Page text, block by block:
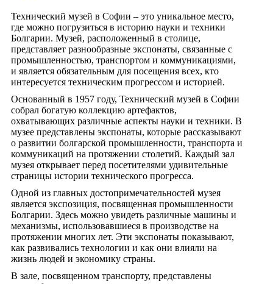
Технический музей в Софии – это уникальное место,
где можно погрузиться в историю науки и техники
Болгарии. Музей, расположенный в столице,
представляет разнообразные экспонаты, связанные с
промышленностью, транспортом и коммуникациями,
и является обязательным для посещения всех, кто
интересуется техническим прогрессом и историей.
Основанный в 1957 году, Технический музей в Софии
собрал богатую коллекцию артефактов,
охватывающих различные аспекты науки и техники. В
музее представлены экспонаты, которые рассказывают
о развитии болгарской промышленности, транспорта и
коммуникаций на протяжении столетий. Каждый зал
музея открывает перед посетителями удивительные
страницы истории технического прогресса.
Одной из главных достопримечательностей музея
является экспозиция, посвященная промышленности
Болгарии. Здесь можно увидеть различные машины и
механизмы, использовавшиеся в производстве на
протяжении многих лет. Эти экспонаты показывают,
как развивались технологии и как они влияли на
жизнь людей и экономику страны.
В зале, посвященном транспорту, представлены